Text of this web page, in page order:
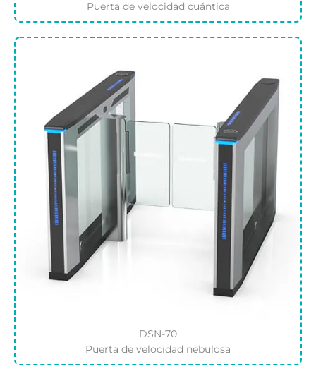
Puerta de velocidad cuántica
DSN-70
Puerta de velocidad nebulosa